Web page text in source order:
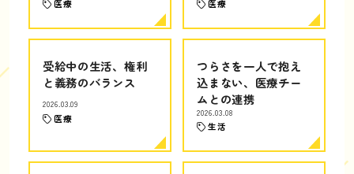
医療 医療
受給中の生活、権利
と義務のバランス
2026.03.09
医療
つらさを一人で抱え
込まない、医療チー
ムとの連携
2026.03.08
生活